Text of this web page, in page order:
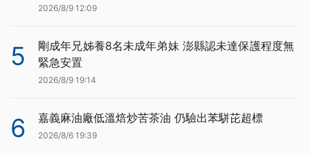
2026/8/9 12:09
5
剛成年兄姊養8名未成年弟妹 澎縣認未達保護程度無
緊急安置
2026/8/9 19:14
6 嘉義麻油廠低溫焙炒苦茶油 仍驗出苯駢芘超標
2026/8/6 19:39